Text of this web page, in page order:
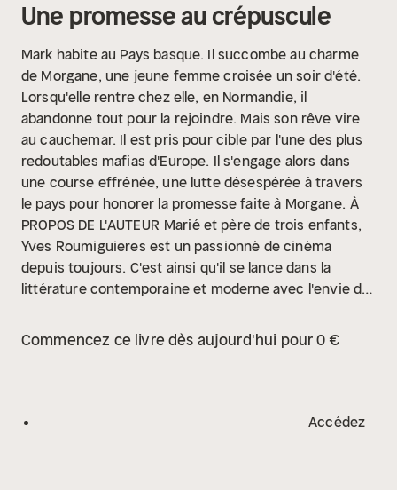
Une promesse au crépuscule
Mark habite au Pays basque. Il succombe au charme
de Morgane, une jeune femme croisée un soir d'été.
Lorsqu'elle rentre chez elle, en Normandie, il
abandonne tout pour la rejoindre. Mais son rêve vire
au cauchemar. Il est pris pour cible par l'une des plus
redoutables mafias d'Europe. Il s'engage alors dans
une course effrénée, une lutte désespérée à travers
le pays pour honorer la promesse faite à Morgane. À
PROPOS DE L'AUTEUR Marié et père de trois enfants,
Yves Roumiguieres est un passionné de cinéma
depuis toujours. C'est ainsi qu'il se lance dans la
littérature contemporaine et moderne avec l'envie de
mêlant différents genres et époques. S'adonnant à
tous les styles, sa plume spontanée et légère nous
cinégraphiques actuelles, dont il est fan.
Commencez ce livre dès aujourd'hui pour 0 €
Accédez